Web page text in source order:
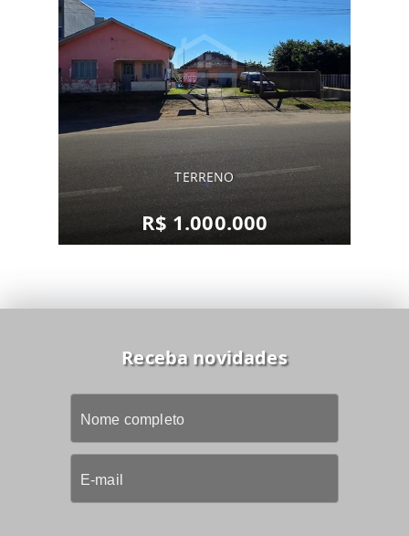
TERRENO
R$ 1.000.000
Receba novidades